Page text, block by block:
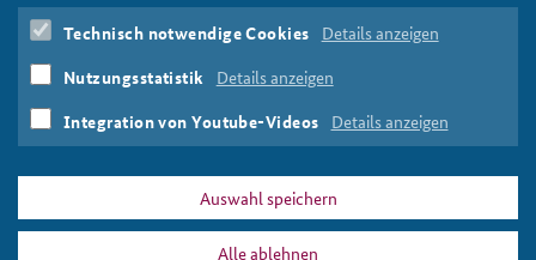
KRITIS,Zivile Verteidigung,Spionage,Sabotage,
Desinformation,Lieferketten,Wirtschatfsschutz,
Normalbetrieb, Lagebild ,Krisenreaktion
Übungen, ,Kooperation,Münchner
Sicherheitskonferenz,MSC,Side Event,2026
Technisch notwendige Cookies Details anzeigen
Nutzungsstatistik Details anzeigen
Integration von Youtube-Videos Details anzeigen
Auswahl speichern
Alle ablehnen